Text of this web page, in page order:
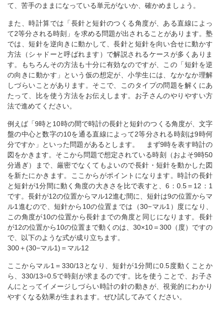
て、苦手のままになっている単元がないか、確かめましょう。
また、時計算では「長針と短針のつくる角度が、ある直線によっ
て2等分される時刻」を求める問題が出されることがあります。塾
では、短針を逆向きに動かして、長針と短針を向い合せに動かす
方法（シャドーと呼ばれます）で解説されるケースが多くありま
す。もちろんその方法も十分に有効なのですが、この「短針を逆
の向きに動かす」という仮の想定が、小学生には、なかなか理解
しづらいことがあります。そこで、このタイプの問題を解くにあ
たって、比を使う方法をお伝えします。お子さんのやりやすい方
法で進めてください。
例えば「9時と10時の間で時計の長針と短針のつくる角度が、文字
盤の中心と数字の10を通る直線によって2等分される時刻は9時何
分ですか」といった問題があるとします。 まず9時を表す時計の
図をかきます。そこから問題で想定されている時刻（およそ9時50
分過ぎ）まで、厳密でなくてもよいので長針・短針を動かした図
を新たにかきます。ここからがポイントになります。時計の長針
と短針が1分間に動く角度の大きさを比で表すと、6：0.5＝12：1
です。長針が12の位置からマル12進む間に、短針は9の位置からマ
ル1進むので、短針から10の位置までは（30−マル1）度になり、
この角度が10の位置から長針までの角度と同じになります。長針
が12の位置から10の位置まで動くのは、30×10＝300（度）ですの
で、以下のような式が成り立ちます。
300＋(30−マル1)＝マル12
ここからマル1＝330/13となり、短針が1分間に0.5度動くことか
ら、330/13÷0.5で時刻が求まるのです。比を使うことで、お子さ
んにとってイメージしづらい時計の針の動きが、視覚的にわかり
やすくなる効果が生まれます。ぜひ試してみてください。